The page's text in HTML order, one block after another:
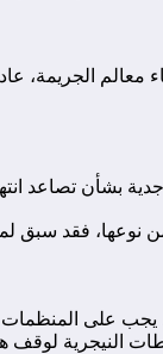
الجريمة،
بشأن تصاعد
نوعها، فقد سبق
يجب على
النيجرية لوقف